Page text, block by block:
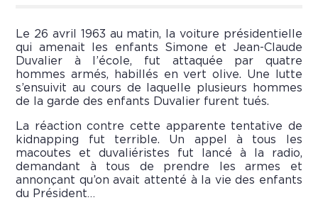
Le 26 avril 1963 au matin, la voiture présidentielle
qui amenait les enfants Simone et Jean-Claude
Duvalier à l’école, fut attaquée par quatre
hommes armés, habillés en vert olive. Une lutte
s’ensuivit au cours de laquelle plusieurs hommes
de la garde des enfants Duvalier furent tués.
La réaction contre cette apparente tentative de
kidnapping fut terrible. Un appel à tous les
macoutes et duvaliéristes fut lancé à la radio,
demandant à tous de prendre les armes et
annonçant qu’on avait attenté à la vie des enfants
du Président…